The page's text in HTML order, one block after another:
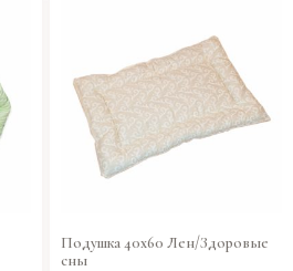
Подушка 40х60 Лен/Здоровые
сны